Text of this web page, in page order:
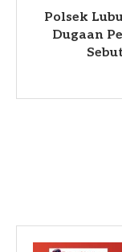
Polsek
Dugaan